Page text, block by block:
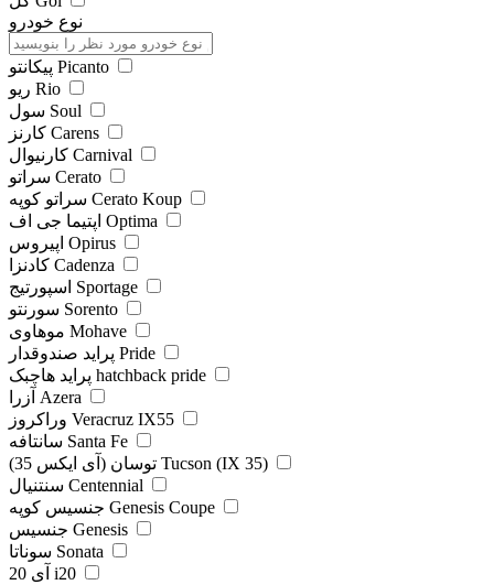
نوع خودرو
پیکانتو Picanto
ریو Rio
سول Soul
کارنز Carens
کارنیوال Carnival
سراتو Cerato
سراتو کوپه Cerato Koup
اپتیما جی اف Optima
اپیروس Opirus
کادنزا Cadenza
اسپورتیج Sportage
سورنتو Sorento
موهاوی Mohave
پراید صندوقدار Pride
پراید هاچبک hatchback pride
آزرا Azera
وراکروز Veracruz IX55
سانتافه Santa Fe
توسان (آی ایکس 35) Tucson (IX 35)
سنتنیال Centennial
جنسیس کوپه Genesis Coupe
جنسیس Genesis
سوناتا Sonata
آی 20 i20